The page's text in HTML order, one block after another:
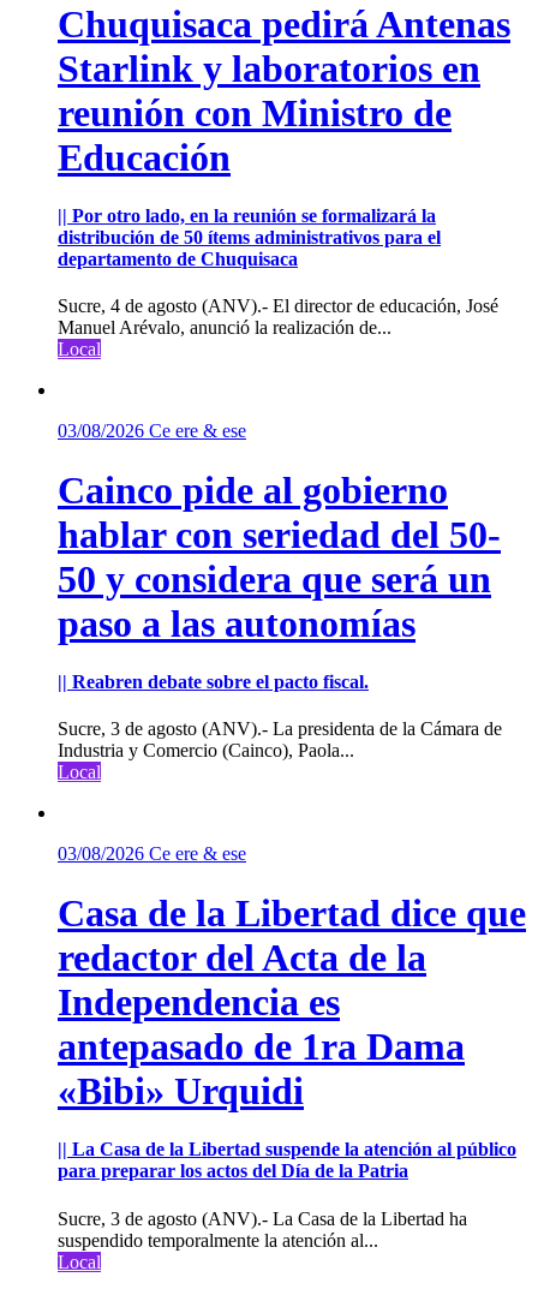
Chuquisaca pedirá Antenas
Starlink y laboratorios en
reunión con Ministro de
Educación
|| Por otro lado, en la reunión se formalizará la
distribución de 50 ítems administrativos para el
departamento de Chuquisaca
Sucre, 4 de agosto (ANV).- El director de educación, José
Manuel Arévalo, anunció la realización de...
Local
03/08/2026 Ce ere & ese
Cainco pide al gobierno
hablar con seriedad del 50-
50 y considera que será un
paso a las autonomías
|| Reabren debate sobre el pacto fiscal.
Sucre, 3 de agosto (ANV).- La presidenta de la Cámara de
Industria y Comercio (Cainco), Paola...
Local
03/08/2026 Ce ere & ese
Casa de la Libertad dice que
redactor del Acta de la
Independencia es
antepasado de 1ra Dama
«Bibi» Urquidi
|| La Casa de la Libertad suspende la atención al público
para preparar los actos del Día de la Patria
Sucre, 3 de agosto (ANV).- La Casa de la Libertad ha
suspendido temporalmente la atención al...
Local